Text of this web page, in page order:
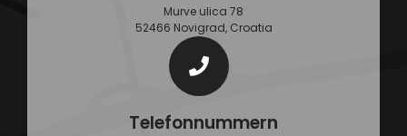
Murve ulica 78
52466 Novigrad, Croatia
Telefonnummern